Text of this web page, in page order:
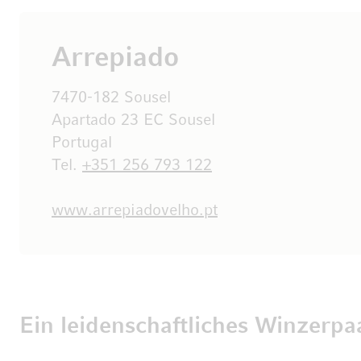
Arrepiado
7470-182 Sousel
Apartado 23 EC Sousel
Portugal
Tel. +351 256 793 122
www.arrepiadovelho.pt
Ein leidenschaftliches